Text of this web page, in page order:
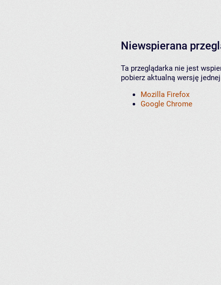
Niewspierana
Ta przeglądarka nie jest
pobierz aktualną wersję
Mozilla Firefox
Google Chrome